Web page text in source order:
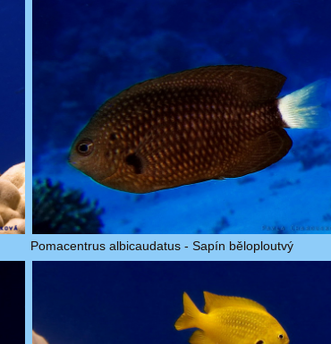
Pomacentrus albicaudatus - Sapín běloploutvý